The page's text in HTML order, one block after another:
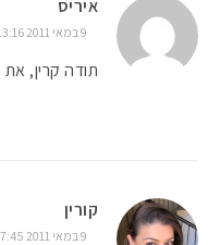
איריס
9 במאי 2011 AT 13:16
תודה קרין,
קורין
9 במאי 2011 AT 17:45